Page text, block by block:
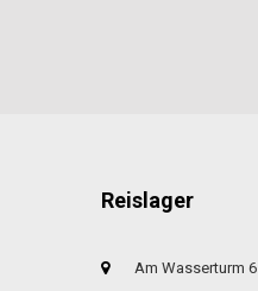
Reislager
Am Wasserturm 6